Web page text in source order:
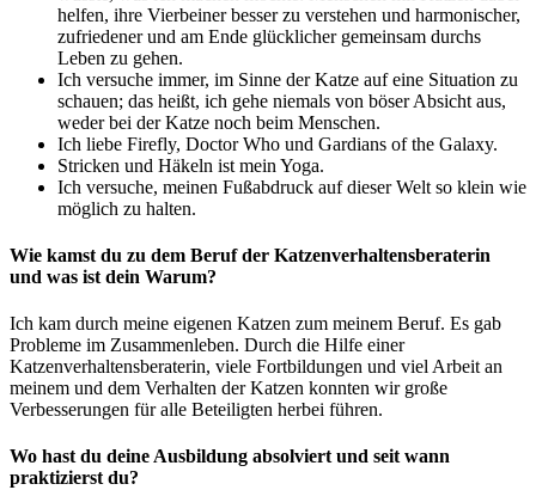
helfen, ihre Vierbeiner besser zu verstehen und harmonischer,
zufriedener und am Ende glücklicher gemeinsam durchs
Leben zu gehen.
Ich versuche immer, im Sinne der Katze auf eine Situation zu
schauen; das heißt, ich gehe niemals von böser Absicht aus,
weder bei der Katze noch beim Menschen.
Ich liebe Firefly, Doctor Who und Gardians of the Galaxy.
Stricken und Häkeln ist mein Yoga.
Ich versuche, meinen Fußabdruck auf dieser Welt so klein wie
möglich zu halten.
Wie kamst du zu dem Beruf der Katzenverhaltensberaterin
und was ist dein Warum?
Ich kam durch meine eigenen Katzen zum meinem Beruf. Es gab
Probleme im Zusammenleben. Durch die Hilfe einer
Katzenverhaltensberaterin, viele Fortbildungen und viel Arbeit an
meinem und dem Verhalten der Katzen konnten wir große
Verbesserungen für alle Beteiligten herbei führen.
Wo hast du deine Ausbildung absolviert und seit wann
praktizierst du?